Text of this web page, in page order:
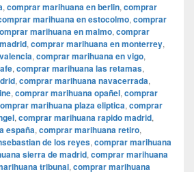
, comprar marihuana en berlin, comprar
marihuana en estocolmo, comprar
marihuana en malmo, comprar
, comprar marihuana en monterrey,
, comprar marihuana en vigo,
, comprar marihuana las retamas,
, comprar marihuana navacerrada,
, comprar marihuana opañel, comprar
marihuana plaza eliptica, comprar
, comprar marihuana rapido madrid,
españa, comprar marihuana retiro,
de los reyes, comprar marihuana
sierra de madrid, comprar marihuana
tribunal, comprar marihuana